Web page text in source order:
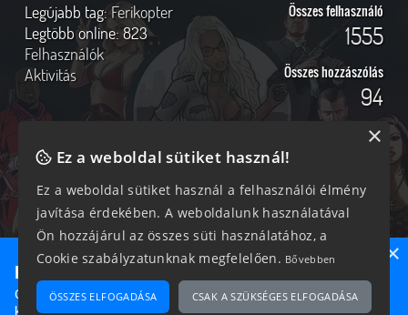
Legújabb tag:Ferikopter
Legtöbb online:823
Felhasználók
Aktivitás
Összes felhasználó
1555
Összes hozzászólás
94
Online felhasználók
318 vendég, 0 tag
Kövess Minket!
2026 © Magyar GTA Közösség
Ne maradj le semmiről!
Csatlakozz most hozzánk, hogy megtudd, milyen egy igazi
közösséghez tartozni!
×
Ez a weboldal sütiket használ!
Ez a weboldal sütiket használ a felhasználói élmény
javítása érdekében. A weboldalunk használatával
Ön hozzájárul az összes süti használatához, a
Cookie szabályzatunknak megfelelően. Bővebben
ÖSSZES ELFOGADÁSA CSAK A SZÜKSÉGES ELFOGADÁSA
×